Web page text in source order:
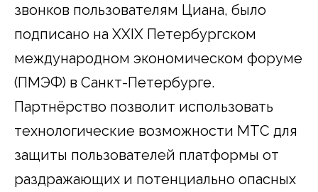
звонков пользователям Циана, было
подписано на XXIX Петербургском
международном экономическом форуме
(ПМЭФ) в Санкт-Петербурге.
Партнёрство позволит использовать
технологические возможности МТС для
защиты пользователей платформы от
раздражающих и потенциально опасных